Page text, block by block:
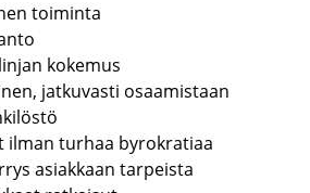
toiminta
kokemus
jatkuvasti osaamistaan
ilman turhaa byrokratiaa
asiakkaan tarpeista